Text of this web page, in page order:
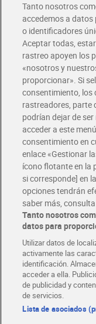
Envío gratis por
Envío estandar por
Glovo y Uber Eats
Solicita tu factura de
Únete al CLUB Dia
Disfruta las ventajas
Descárgate la APP
Folletos y Tiendas
Descubre las
Tarjeta MaX Dia
Te devuelve hasta
¡Solicita tu tarjeta de
COLABORA CON DIA
Tanto nosotros
accedemos a datos
o identificadores
Aceptar todas,
rastreo apoyen los
«nosotros y
proporcionar». Si
consentimiento, los
rastreadores, parte
podrían dejar de
acceder a este
consentimiento en
enlace «Gestionar
ícono flotante en la
si corresponde] en
opciones tendrán
saber más,
Tanto nosotros
datos para
Utilizar datos de
activamente las
identificación.
acceder a ella.
de publicidad y
de servicios.
Lista de asociados